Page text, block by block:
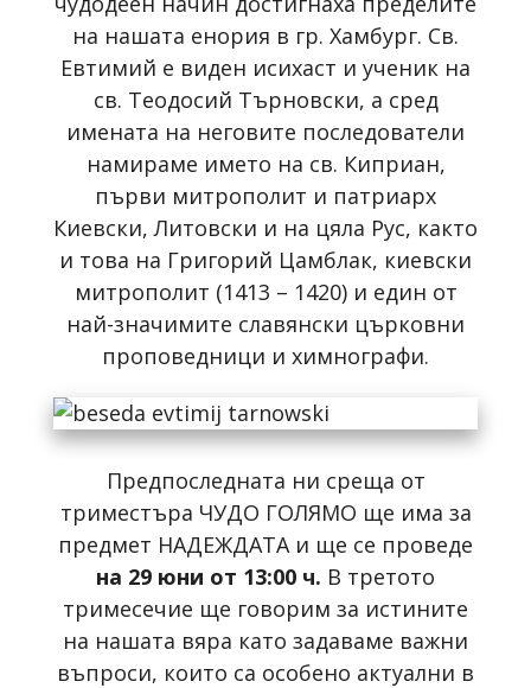
на нашата енория в гр. Хамбург. Св.
Евтимий е виден исихаст и ученик на
св. Теодосий Търновски, а сред
имената на неговите последователи
намираме името на св. Киприан,
първи митрополит и патриарх
Киевски, Литовски и на цяла Рус, както
и това на Григорий Цамблак, киевски
митрополит (1413 – 1420) и един от
най-значимите славянски църковни
проповедници и химнографи.
Предпоследната ни среща от
триместъра ЧУДО ГОЛЯМО ще има за
предмет НАДЕЖДАТА и ще се проведе
на 29 юни от 13:00 ч. В третото
тримесечие ще говорим за истините
на нашата вяра като задаваме важни
въпроси, които са особено актуални в